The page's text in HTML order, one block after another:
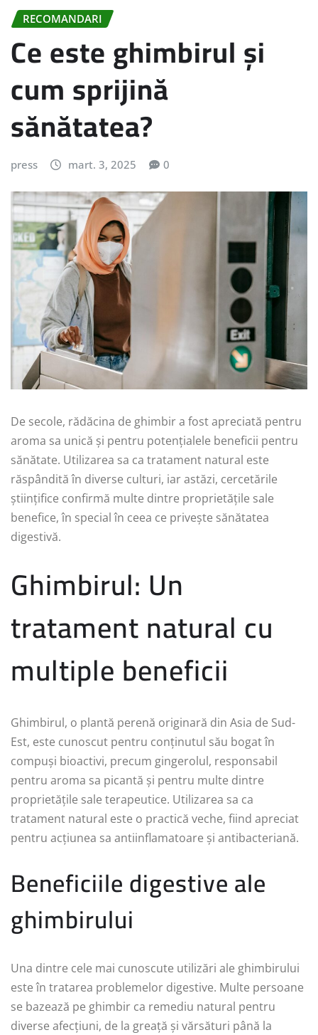
RECOMANDARI
Ce este ghimbirul și
cum sprijină
sănătatea?
press mart. 3, 2025 0
De secole, rădăcina de ghimbir a fost apreciată pentru
aroma sa unică și pentru potențialele beneficii pentru
sănătate. Utilizarea sa ca tratament natural este
răspândită în diverse culturi, iar astăzi, cercetările
științifice confirmă multe dintre proprietățile sale
benefice, în special în ceea ce privește sănătatea
digestivă.
Ghimbirul: Un
tratament natural cu
multiple beneficii
Ghimbirul, o plantă perenă originară din Asia de Sud-
Est, este cunoscut pentru conținutul său bogat în
compuși bioactivi, precum gingerolul, responsabil
pentru aroma sa picantă și pentru multe dintre
proprietățile sale terapeutice. Utilizarea sa ca
tratament natural este o practică veche, fiind apreciat
pentru acțiunea sa antiinflamatoare și antibacteriană.
Beneficiile digestive ale
ghimbirului
Una dintre cele mai cunoscute utilizări ale ghimbirului
este în tratarea problemelor digestive. Multe persoane
se bazează pe ghimbir ca remediu natural pentru
diverse afecțiuni, de la greață și vărsături până la